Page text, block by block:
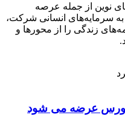
نوین از جمله عرصه
به سرمایه‌های انسانی شرکت،
زندگی را از محورها و
عرضه می شود